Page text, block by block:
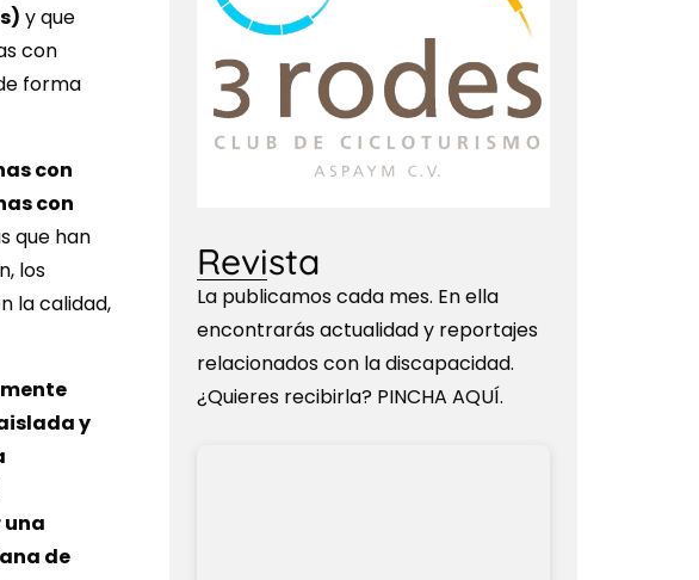
y que
con
forma
con
con
que han
los
la calidad,
y
una
de
Revista
La publicamos cada mes. En ella
encontrarás actualidad y reportajes
relacionados con la discapacidad.
¿Quieres recibirla? PINCHA AQUÍ.